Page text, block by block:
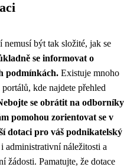
být tak složité, jak se
se informovat o
podmínkách. Existuje mnoho
kde najdete přehled
se obrátit na odborníky
pomohou zorientovat se v
dotaci pro váš podnikatelský
administrativní náležitosti a
žádosti. Pamatujte, že dotace